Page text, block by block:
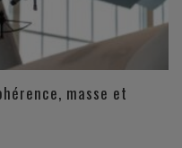
masse et